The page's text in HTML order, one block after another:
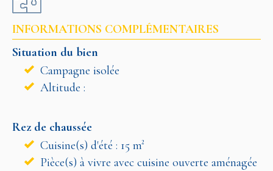
INFORMATIONS COMPLÉMENTAIRES
Situation du bien
Campagne isolée
Altitude :
Rez de chaussée
Cuisine(s) d'été : 15 m²
Pièce(s) à vivre avec cuisine ouverte aménagée